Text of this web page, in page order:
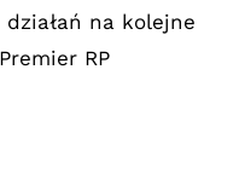
na kolejne
RP